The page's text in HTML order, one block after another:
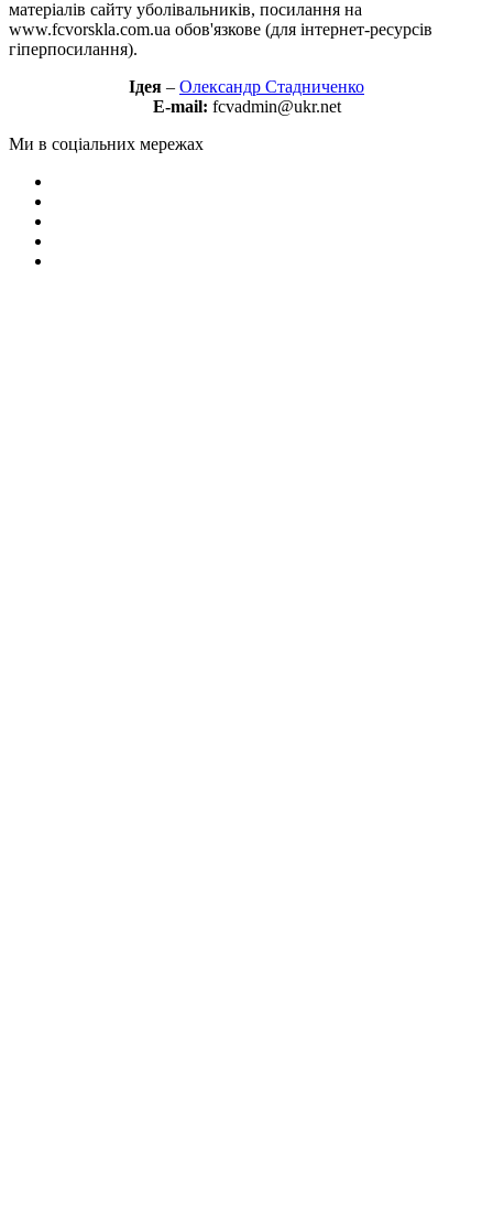
матеріалів сайту уболівальників, посилання на
www.fcvorskla.com.ua обов'язкове (для інтернет-ресурсів
гіперпосилання).
Ідея – Олександр Стадниченко
E-mail: fcvadmin@ukr.net
Ми в соціальних мережах